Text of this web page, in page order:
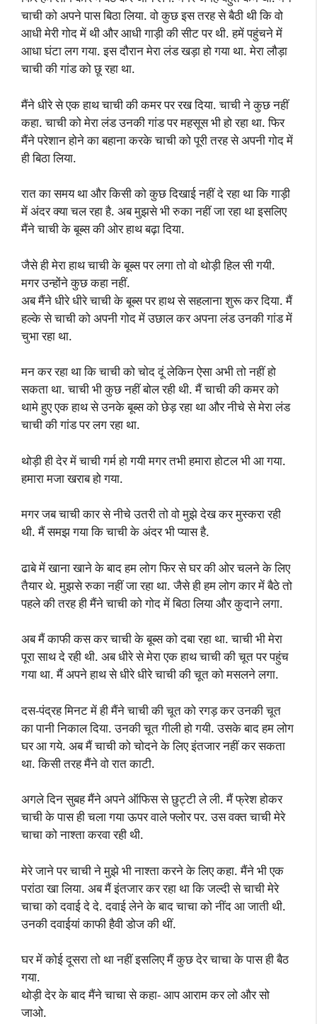
चाची को अपने पास बिठा लिया. वो कुछ इस तरह से बैठी थी कि वो
आधी मेरी गोद में थी और आधी गाड़ी की सीट पर थी. हमें पहुंचने में
आधा घंटा लग गया. इस दौरान मेरा लंड खड़ा हो गया था. मेरा लौड़ा
चाची की गांड को छू रहा था.
मैंने धीरे से एक हाथ चाची की कमर पर रख दिया. चाची ने कुछ नहीं
कहा. चाची को मेरा लंड उनकी गांड पर महसूस भी हो रहा था. फिर
मैंने परेशान होने का बहाना करके चाची को पूरी तरह से अपनी गोद में
ही बिठा लिया.
रात का समय था और किसी को कुछ दिखाई नहीं दे रहा था कि गाड़ी
में अंदर क्या चल रहा है. अब मुझसे भी रुका नहीं जा रहा था इसलिए
मैंने चाची के बूब्स की ओर हाथ बढ़ा दिया.
जैसे ही मेरा हाथ चाची के बूब्स पर लगा तो वो थोड़ी हिल सी गयी.
मगर उन्होंने कुछ कहा नहीं.
अब मैंने धीरे धीरे चाची के बूब्स पर हाथ से सहलाना शुरू कर दिया. मैं
हल्के से चाची को अपनी गोद में उछाल कर अपना लंड उनकी गांड में
चुभा रहा था.
मन कर रहा था कि चाची को चोद दूं लेकिन ऐसा अभी तो नहीं हो
सकता था. चाची भी कुछ नहीं बोल रही थी. मैं चाची की कमर को
थामे हुए एक हाथ से उनके बूब्स को छेड़ रहा था और नीचे से मेरा लंड
चाची की गांड पर लग रहा था.
थोड़ी ही देर में चाची गर्म हो गयी मगर तभी हमारा होटल भी आ गया.
हमारा मजा खराब हो गया.
मगर जब चाची कार से नीचे उतरी तो वो मुझे देख कर मुस्करा रही
थी. मैं समझ गया कि चाची के अंदर भी प्यास है.
ढाबे में खाना खाने के बाद हम लोग फिर से घर की ओर चलने के लिए
तैयार थे. मुझसे रुका नहीं जा रहा था. जैसे ही हम लोग कार में बैठे तो
पहले की तरह ही मैंने चाची को गोद में बिठा लिया और कुदाने लगा.
अब मैं काफी कस कर चाची के बूब्स को दबा रहा था. चाची भी मेरा
पूरा साथ दे रही थी. अब धीरे से मेरा एक हाथ चाची की चूत पर पहुंच
गया था. मैं अपने हाथ से धीरे धीरे चाची की चूत को मसलने लगा.
दस-पंद्रह मिनट में ही मैंने चाची की चूत को रगड़ कर उनकी चूत
का पानी निकाल दिया. उनकी चूत गीली हो गयी. उसके बाद हम लोग
घर आ गये. अब मैं चाची को चोदने के लिए इंतजार नहीं कर सकता
था. किसी तरह मैंने वो रात काटी.
अगले दिन सुबह मैंने अपने ऑफिस से छुट्टी ले ली. मैं फ्रेश होकर
चाची के पास ही चला गया ऊपर वाले फ्लोर पर. उस वक्त चाची मेरे
चाचा को नाश्ता करवा रही थी.
मेरे जाने पर चाची ने मुझे भी नाश्ता करने के लिए कहा. मैंने भी एक
परांठा खा लिया. अब मैं इंतजार कर रहा था कि जल्दी से चाची मेरे
चाचा को दवाई दे दे. दवाई लेने के बाद चाचा को नींद आ जाती थी.
उनकी दवाईयां काफी हैवी डोज की थीं.
घर में कोई दूसरा तो था नहीं इसलिए मैं कुछ देर चाचा के पास ही बैठ
गया.
थोड़ी देर के बाद मैंने चाचा से कहा- आप आराम कर लो और सो
जाओ.